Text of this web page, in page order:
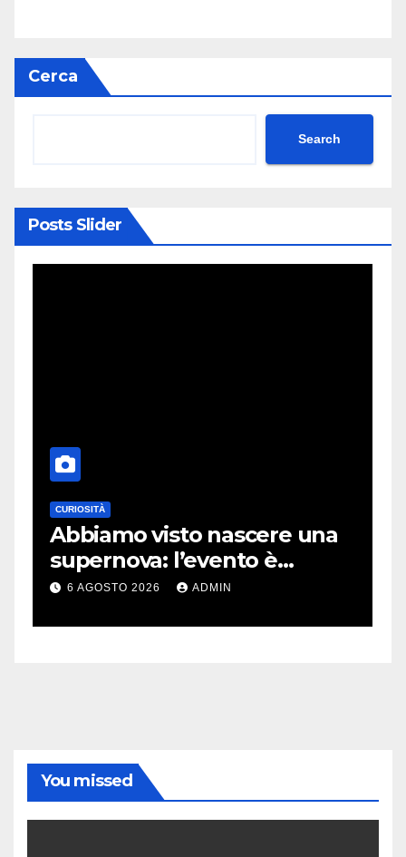
Cerca
Search
Posts Slider
CURIOSITÀ
Abbiamo visto nascere una
supernova: l’evento è
rarissimo
6 AGOSTO 2026 ADMIN
You missed